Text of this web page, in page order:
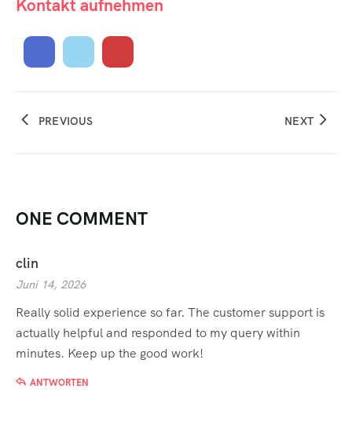
Kontakt aufnehmen
PREVIOUS NEXT
ONE COMMENT
clin
Juni 14, 2026
Really solid experience so far. The customer support is
actually helpful and responded to my query within
minutes. Keep up the good work!
ANTWORTEN